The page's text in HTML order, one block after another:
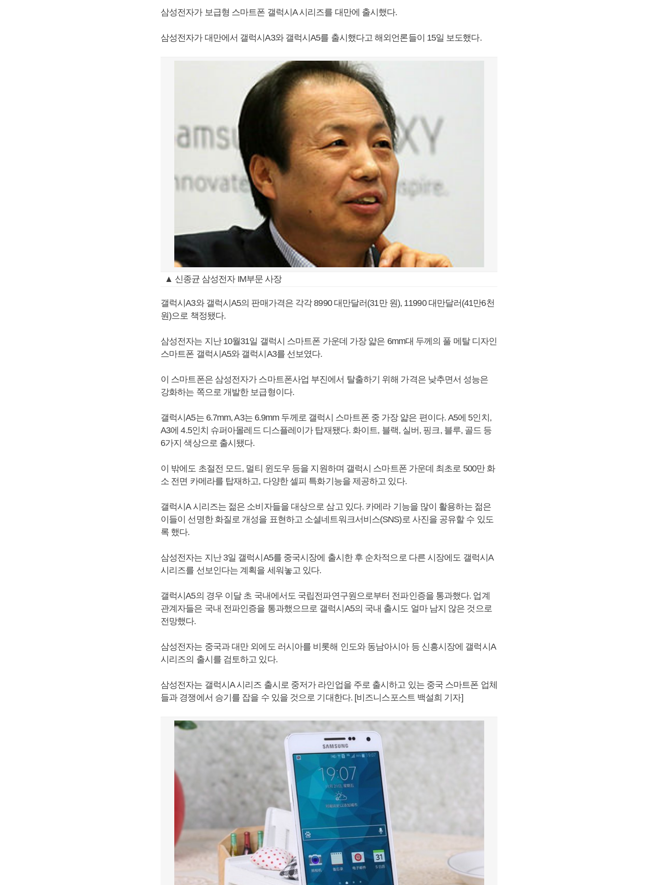
삼성전자가 보급형 스마트폰 갤럭시A 시리즈를 대만에 출시했다.
삼성전자가 대만에서 갤럭시A3와 갤럭시A5를 출시했다고 해외언론들이 15일 보도했다.
▲ 신종균 삼성전자 IM부문 사장
갤럭시A3와 갤럭시A5의 판매가격은 각각 8990 대만달러(31만 원), 11990 대만달러(41만6천
원)으로 책정됐다.
삼성전자는 지난 10월31일 갤럭시 스마트폰 가운데 가장 얇은 6mm대 두께의 풀 메탈 디자인
스마트폰 갤럭시A5와 갤럭시A3를 선보였다.
이 스마트폰은 삼성전자가 스마트폰사업 부진에서 탈출하기 위해 가격은 낮추면서 성능은
강화하는 쪽으로 개발한 보급형이다.
갤럭시A5는 6.7mm, A3는 6.9mm 두께로 갤럭시 스마트폰 중 가장 얇은 편이다. A5에 5인치,
A3에 4.5인치 슈퍼아몰레드 디스플레이가 탑재됐다. 화이트, 블랙, 실버, 핑크, 블루, 골드 등
6가지 색상으로 출시됐다.
이 밖에도 초절전 모드, 멀티 윈도우 등을 지원하며 갤럭시 스마트폰 가운데 최초로 500만 화
소 전면 카메라를 탑재하고, 다양한 셀피 특화기능을 제공하고 있다.
갤럭시A 시리즈는 젊은 소비자들을 대상으로 삼고 있다. 카메라 기능을 많이 활용하는 젊은
이들이 선명한 화질로 개성을 표현하고 소셜네트워크서비스(SNS)로 사진을 공유할 수 있도
록 했다.
삼성전자는 지난 3일 갤럭시A5를 중국시장에 출시한 후 순차적으로 다른 시장에도 갤럭시A
시리즈를 선보인다는 계획을 세워놓고 있다.
갤럭시A5의 경우 이달 초 국내에서도 국립전파연구원으로부터 전파인증을 통과했다. 업계
관계자들은 국내 전파인증을 통과했으므로 갤럭시A5의 국내 출시도 얼마 남지 않은 것으로
전망했다.
삼성전자는 중국과 대만 외에도 러시아를 비롯해 인도와 동남아시아 등 신흥시장에 갤럭시A
시리즈의 출시를 검토하고 있다.
삼성전자는 갤럭시A 시리즈 출시로 중저가 라인업을 주로 출시하고 있는 중국 스마트폰 업체
들과 경쟁에서 승기를 잡을 수 있을 것으로 기대한다. [비즈니스포스트 백설희 기자]